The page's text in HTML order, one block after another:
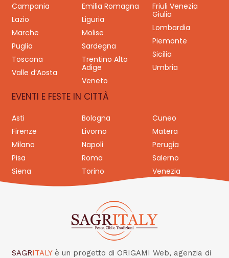
Campania
Emilia Romagna
Friuli Venezia
Giulia
Lazio
Liguria
Lombardia
Marche
Molise
Piemonte
Puglia
Sardegna
Sicilia
Toscana
Trentino Alto
Adige
Umbria
Valle d’Aosta
Veneto
EVENTI E FESTE IN CITTÀ
Asti Bologna
Cuneo
Firenze
Livorno
Matera
Milano
Napoli
Perugia
Pisa
Roma
Salerno
Siena
Torino Venezia
SAGRITALY è un progetto di ORIGAMI Web, agenzia di